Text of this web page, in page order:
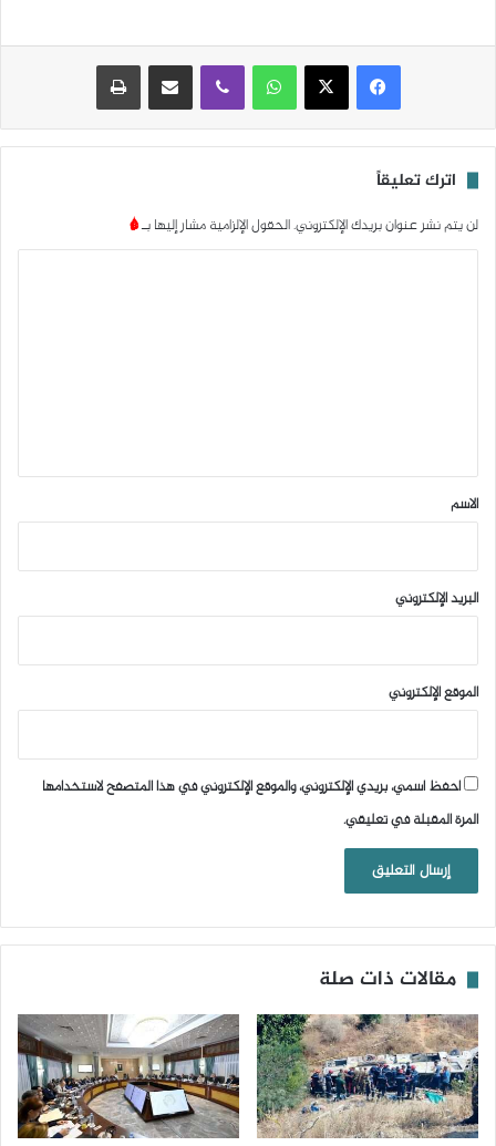
واتساب مشاركة عبر البريد
اترك تعليقاً
لن يتم نشر عنوان بريدك الإلكتروني.الحقول الإلزامية مشار إليها بـ*
*
الاسم
البريد الإلكتروني
الموقع الإلكتروني
احفظ اسمي، بريدي الإلكتروني، والموقع الإلكتروني في هذا المتصفح لاستخدامها
المرة المقبلة في تعليقي.
مقالات ذات صلة